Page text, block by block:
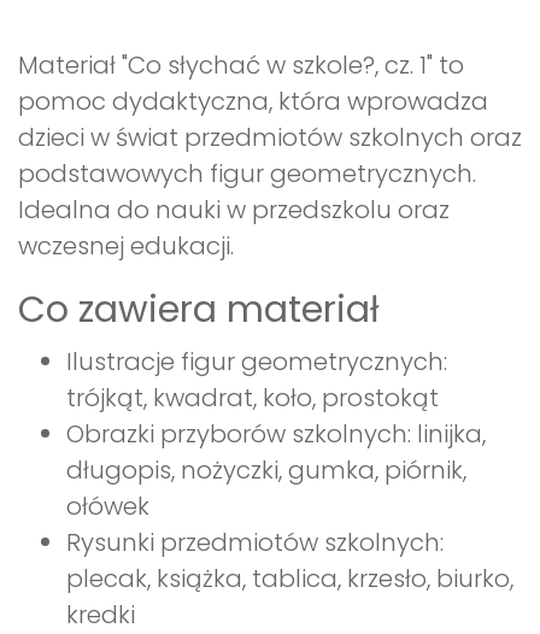
Materiał "Co słychać w szkole?, cz. 1" to
pomoc dydaktyczna, która wprowadza
dzieci w świat przedmiotów szkolnych oraz
podstawowych figur geometrycznych.
Idealna do nauki w przedszkolu oraz
wczesnej edukacji.
Co zawiera materiał
Ilustracje figur geometrycznych:
trójkąt, kwadrat, koło, prostokąt
Obrazki przyborów szkolnych: linijka,
długopis, nożyczki, gumka, piórnik,
ołówek
Rysunki przedmiotów szkolnych:
plecak, książka, tablica, krzesło, biurko,
kredki